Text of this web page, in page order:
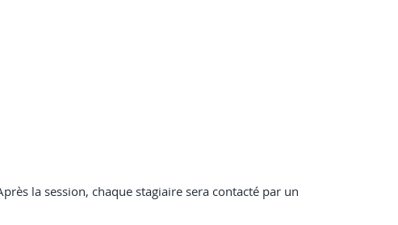
la session, chaque stagiaire sera contacté par un